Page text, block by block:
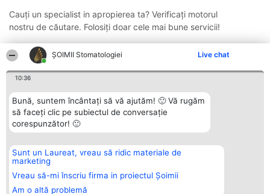
ȘOIMII Stomatologiei Live chat
10:36
Bună, suntem încântați să vă ajutăm! 🙂 Vă rugăm
să faceți clic pe subiectul de conversație
corespunzător! 🙂
Sunt un Laureat, vreau să ridic materiale de
marketing
Vreau să-mi înscriu firma in proiectul Șoimii
Am o altă problemă
Cauți un specialist in apropierea ta? Verificați motorul
nostru de căutare. Folosiți doar cele mai bune servicii!
Organizator Ranking
BRIGHT SOLUTIONS BR SRL
Aleea Timisul De Sus 2 Bl. A30
Sc. A Et. 4 Ap. 13 Cod 061952
București
Plebiscyt
Lista Tuturor
Laureaților
Contact